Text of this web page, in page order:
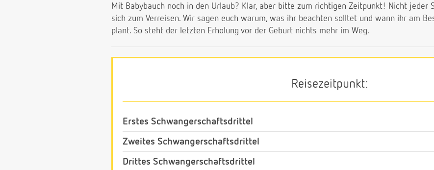
Mit Babybauch noch in den Urlaub? Klar, aber bitte zum richtigen Zeitpunkt! Nicht jeder
sich zum Verreisen. Wir sagen euch warum, was ihr beachten solltet und wann ihr am
plant. So steht der letzten Erholung vor der Geburt nichts mehr im Weg.
Reisezeitpunkt:
Erstes Schwangerschaftsdrittel
Zweites Schwangerschaftsdrittel
Drittes Schwangerschaftsdrittel